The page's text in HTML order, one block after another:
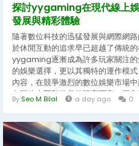
探討yygaming在現代線上
發展與精彩體驗
隨著數位科技的迅猛發展與網際網
於休閒互動的追求早已超越了傳統
yygaming逐漸成為許多玩家關注
的娛樂選擇，更以其獨特的運作模
內容，在競爭激烈的數位娛樂市場
各類線上互動遊戲的玩家而言，深
界，能夠為日常生活增添不少樂趣
及技術創新方面的獨到之處。...
By Seo M Bilal a day ago 0